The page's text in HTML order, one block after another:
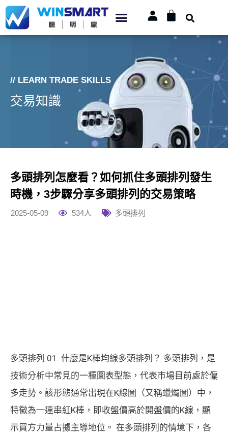
// LEARN TRADE SKILLS
交易知識
多頭排列怎麼看？如何抓住多頭排列發生
時機，3步驟分享多頭排列的交易策略
2025-05-09 534人 多頭排列
多頭排列 01. 什麼是K棒均線多頭排列？ 多頭排列，是
技術分析中常見的一種圖表型態，代表市場目前處於偏
多走勢。該形態通常出現在K線圖（又稱蠟燭圖）中，
特徵為一連串紅K棒，即收盤價高於開盤價的K線，顯
示買方力量占據主導地位。 在多頭排列的情境下，各